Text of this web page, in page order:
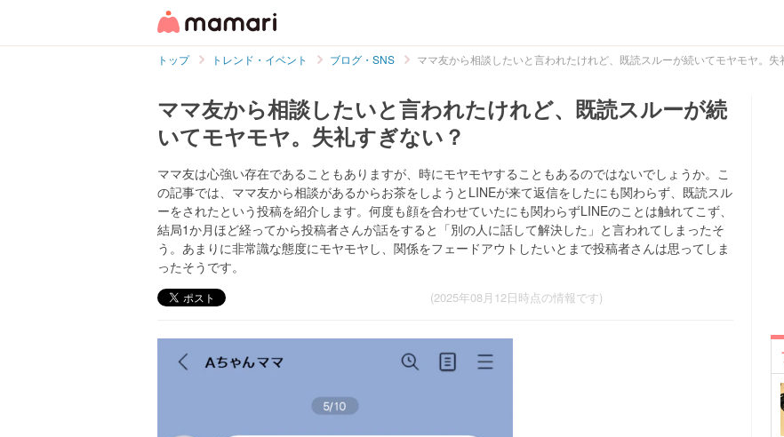
トップ トレンド・イベント ブログ・SNS ママ友から相談したいと言われたけれど、既読スルーが続いてモヤモヤ。失
ママ友から相談したいと言われたけれど、既読スルーが続
いてモヤモヤ。失礼すぎない？
ママ友は心強い存在であることもありますが、時にモヤモヤすることもあるのではないでしょうか。こ
の記事では、ママ友から相談があるからお茶をしようとLINEが来て返信をしたにも関わらず、既読スル
ーをされたという投稿を紹介します。何度も顔を合わせていたにも関わらずLINEのことは触れてこず、
結局1か月ほど経ってから投稿者さんが話をすると「別の人に話して解決した」と言われてしまったそ
う。あまりに非常識な態度にモヤモヤし、関係をフェードアウトしたいとまで投稿者さんは思ってしま
ったそうです。
(2025年08月12日時点の情報です)